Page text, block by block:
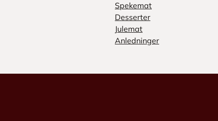
Spekemat
Desserter
Julemat
Anledninger